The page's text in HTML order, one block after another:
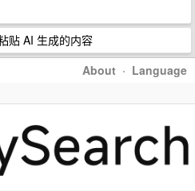
贴 AI 生成的内容
About · Language